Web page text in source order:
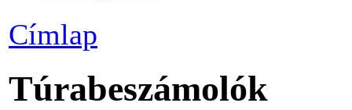
Címlap
Túrabeszámolók